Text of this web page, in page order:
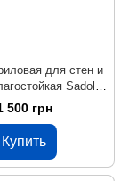
для стен и
Sadolin
1
л, белый
500 грн
Купить